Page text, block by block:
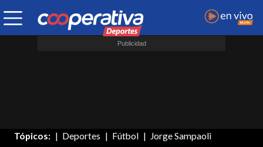
Tópicos: Deportes Fútbol Jorge Sampaoli